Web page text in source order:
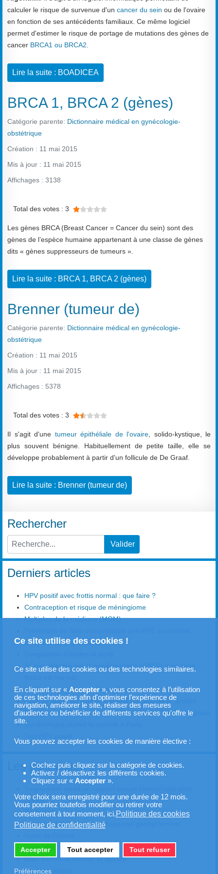
Ce site utilise des cookies !
Ce site utilise des cookies ou des technologies similaires.
En cliquant sur « Accepter», vous consentez à l’utilisation
de ces technologies afin d'optimiser l’expérience de
navigation, améliorer le site, réaliser des mesures
d’audience ou bénéficier de différents services qu'offre le
site.
Vous pouvez accepter les cookies de manière élective :
Cochez puis cliquez sur la catégorie de cookies.
Activez / désactivez les différents cookies.
Cliquez sur « Accepter».
Votre choix sera enregistré pour une durée de 12 mois.
Vous pourriez toutefois modifier ou retirer votre
consetement à tout moment, ici.Politique des cookies
Politique de confidentialité
Accepter Tout accepter Tout refuser
Préférences
calculer le risque de survenue d'un cancer du sein ou de l'ovaire
en fonction de ses antécédents familiaux. Ce même logiciel
permet d'estimer le risque de portage de mutations des gènes de
cancer BRCA1 ou BRCA2
Lire la suite : BOADICEA
BRCA 1, BRCA 2 (gènes)
Catégorie parente: Dictionnaire médical en gynécologie-
obstétrique
Création : 11 mai 2015
Mis à jour : 11 mai 2015
Affichages : 3138
Total des votes : 3
Les gènes BRCA (Breast Cancer = Cancer du sein) sont des
gènes de l’espèce humaine appartenant à une classe de gènes
dits « gènes suppresseurs de tumeurs ».
Lire la suite : BRCA 1, BRCA 2 (gènes)
Brenner (tumeur de)
Catégorie parente: Dictionnaire médical en gynécologie-
obstétrique
Création : 11 mai 2015
Mis à jour : 11 mai 2015
Affichages : 5378
Total des votes : 3
Il s'agit d'une tumeur épithéliale de l'ovaire , solido-kystique, le
plus souvent bénigne. Habituellement de petite taille, elle se
développe probablement à partir d'un follicule de De Graaf.
Lire la suite : Brenner (tumeur de)
Rechercher
Type 2 or more characters for results.
Valider
Derniers articles
HPV positif avec frottis normal : que faire ?
Contraception et risque de méningiome
Multiples de la médiane (MOM)
trimestre de la grossesse
Je suis infectée par le papillomavirus HPV 52 mais mon
2023 : chute de la natalité en France
Compte rendu du 47ème congrès national de la Société
Française de Colposcopie et de Pathologie Cervico-Vaginale
Gynécologue ouvert le samedi à Paris
Les plus visités
coïtale)
Bartholinite
Anatomie fonctionnelle de l'appareil génital féminin
Virus HPV 16 et HPV 18
Bilan hormonal féminin et stérilité
Hauteur utérine